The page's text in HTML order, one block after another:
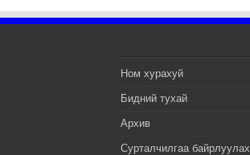
Ном хурахуй
Бидний тухай
Архив
Сурталчилгаа байрлуулах